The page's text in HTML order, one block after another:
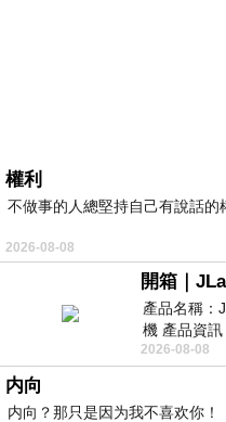
權利
不做事的人總堅持自己有說話的
2026-08-08
產品名稱：
機 產品資
耳機評語：
2026-08-08
内向
内向？那只是因为我不喜欢你！